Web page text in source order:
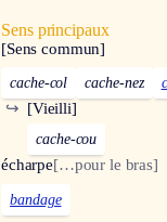
Sens principaux
[Sens commun]
cache-col cache-nez
[Vieilli]
↪
cache-cou
écharpe[…pour le bras]
bandage